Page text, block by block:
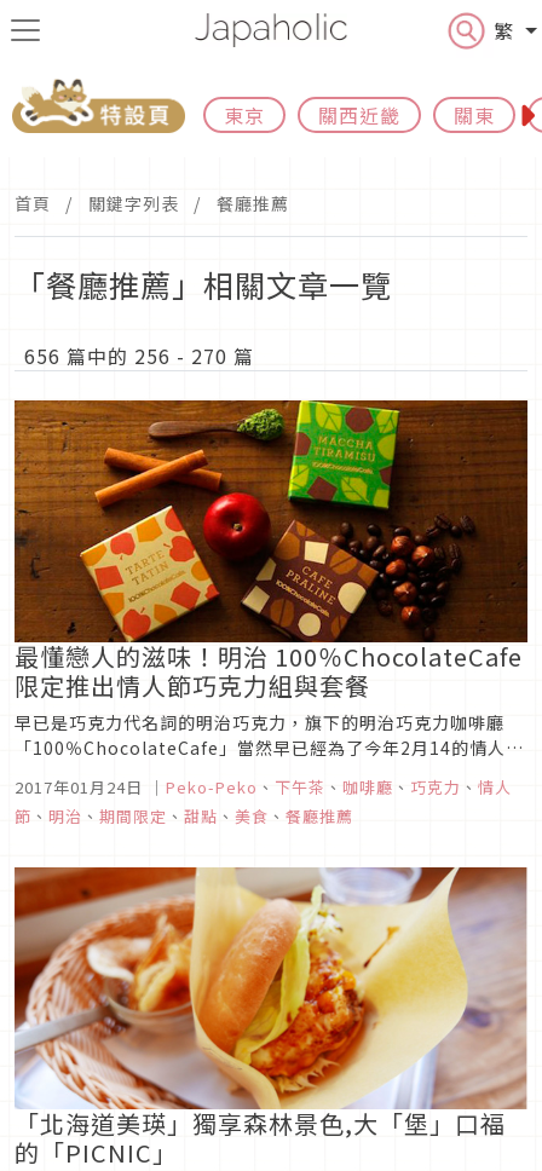
繁
東京 關西近畿 關東
首頁 關鍵字列表 餐廳推薦
「餐廳推薦」相關文章一覽
656 篇中的 256 - 270 篇
最懂戀人的滋味！明治 100％ChocolateCafe
限定推出情人節巧克力組與套餐
早已是巧克力代名詞的明治巧克力，旗下的明治巧克力咖啡廳
「100％ChocolateCafe」當然早已經為了今年2月14的情人節
2017年01月24日 ｜ Peko-Peko 、 下午茶 、 咖啡廳 、 巧克力 、 情人
節 、 明治 、 期間限定 、 甜點 、 美食 、 餐廳推薦
「北海道美瑛」獨享森林景色,大「堡」口福
的「PICNIC」